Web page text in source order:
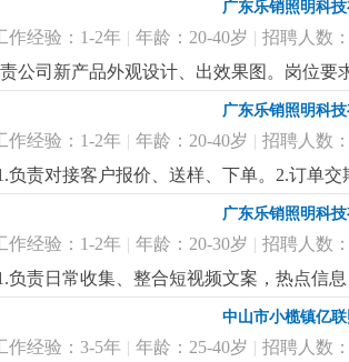
度。2、参与视频内容策划、选题、脚本
当下热门视频、热点事件，结合品牌特性
年新媒体运营经验，熟悉短视频平台运营
想跳跃的应届毕业生也可！7、公司福利
广东乐销照明科
作经验：1-2年 | 年龄：20-40岁 | 招聘人数
公司新产品外观设计、出效果图。岗位要
能力。2.工作认真负责，有团队精神，服
广东乐销照明科
作经验：1-2年 | 年龄：20-40岁 | 招聘人数
负责对接客户报价、送样、下单。2.订单
户，维系客户关系。任职要求：男,18-35
和抗压能力。公司客户资源稳定，待遇面
广东乐销照明科
作经验：1-2年 | 年龄：20-30岁 | 招聘人数
负责日常收集、整合短视频文案，热点信
频运营公司作为合格的拍摄文案。2.负责
，熟练使用基础办公软件、会用ai软件找
较强的上进心和学习能力，服从安排。3.
中山市小榄镇亿
作经验：3-5年 | 年龄：25-40岁 | 招聘人数